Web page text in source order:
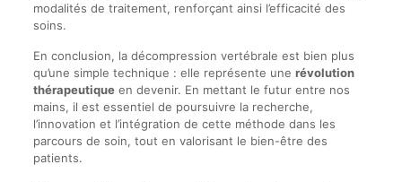
modalités de traitement, renforçant ainsi l’efficacité des
soins.
En conclusion, la décompression vertébrale est bien plus
qu’une simple technique : elle représente une révolution
thérapeutiqueen devenir. En mettant le futur entre nos
mains, il est essentiel de poursuivre la recherche,
l’innovation et l’intégration de cette méthode dans les
parcours de soin, tout en valorisant le bien-être des
patients.